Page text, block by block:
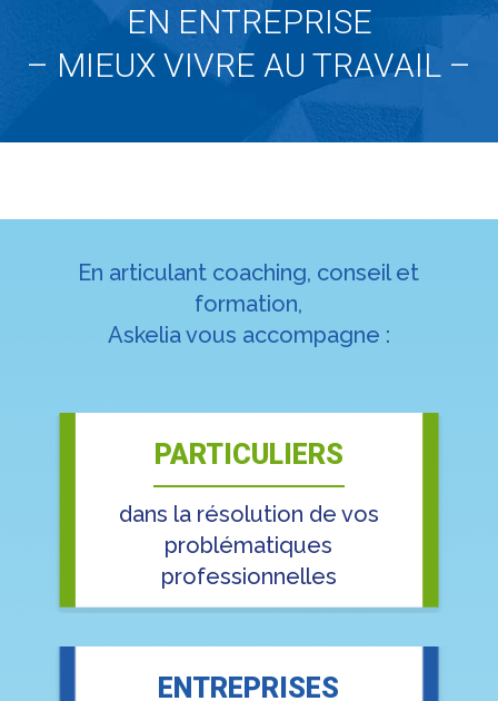
EN ENTREPRISE
– MIEUX VIVRE AU TRAVAIL –
En articulant coaching, conseil et
formation,
Askelia vous accompagne :
PARTICULIERS
dans la résolution de vos
problématiques
professionnelles
ENTREPRISES